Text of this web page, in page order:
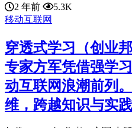
2 年前
5.3K
移动互联网
穿透式学习（创业
专家方军凭借强学
动互联网浪潮前列
维，跨越知识与实践